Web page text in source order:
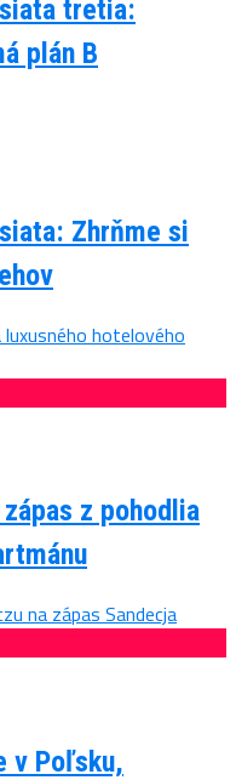
tretia:
plán B
Zhrňme si
z pohodlia
v Poľsku,